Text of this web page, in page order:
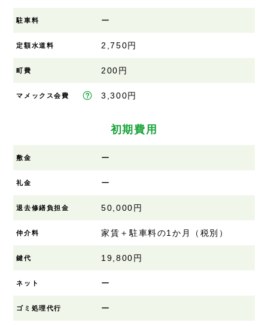
駐車料 ー
定額水道料 2,750円
町費 200円
マメックス会費 3,300円
初期費用
敷金 ー
礼金 ー
退去修繕負担金 50,000円
仲介料 家賃＋駐車料の1か月（税別）
鍵代 19,800円
ネット ー
ゴミ処理代行 ー